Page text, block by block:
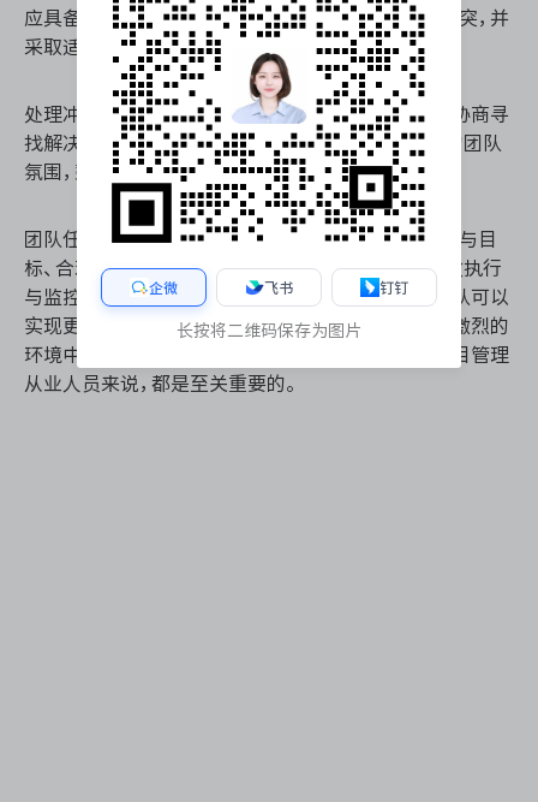
应具备敏锐的洞察力，能够及时发现团队中的潜在冲突，并
采取适当的措施进行调解。
处理冲突时，应首先了解冲突的根源，并通过沟通和协商寻
找解决方案。此外，项目经理应创造一个开放、包容的团队
氛围，鼓励成员表达意见和建议，减少冲突的发生。
团队任务协作是项目成功的基石。通过明确团队任务与目
标、合理分配角色与职责、科学规划与分解任务、有效执行
与监控任务，以及妥善处理协作中的冲突与问题，团队可以
实现更高效的协作，推动项目顺利完成。在当今竞争激烈的
环境中，掌握这些团队任务协作的技巧，对于每个项目管理
从业人员来说，都是至关重要的。
企微 飞书 钉钉
长按将二维码保存为图片